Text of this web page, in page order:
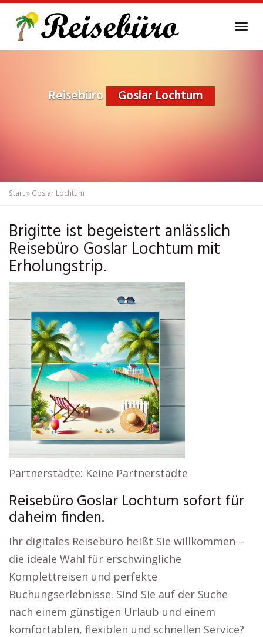
main
Reisebüro Goslar Lochtum
Start» Goslar Lochtum
Brigitte ist begeistert anlässlich
Reisebüro Goslar Lochtum mit
Erholungstrip.
Partnerstädte: Keine Partnerstädte
Reisebüro Goslar Lochtum sofort für
daheim finden.
Ihr digitales Reisebüro heißt Sie willkommen –
die ideale Wahl für erschwingliche
Komplettreisen und perfekte
Buchungserlebnisse. Sind Sie auf der Suche
nach einem günstigen Urlaub und einem
komfortablen, flexiblen und schnellen Service?